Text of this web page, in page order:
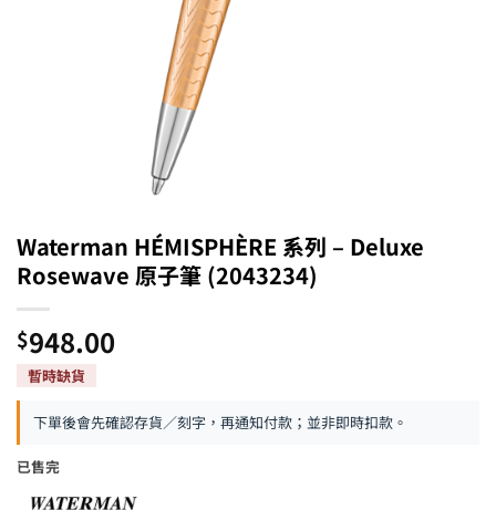
Waterman HÉMISPHÈRE 系列 – Deluxe
Rosewave 原子筆 (2043234)
$948.00
下單後會先確認存貨／刻字，再通知付款；並非即時扣款。
已售完